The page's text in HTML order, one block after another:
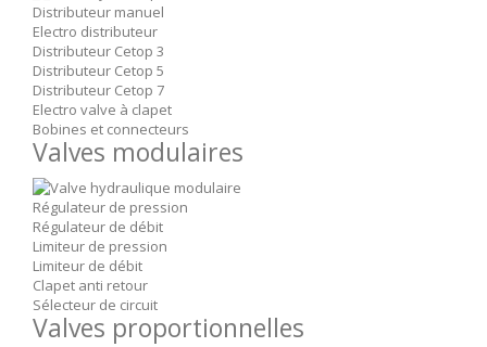
Distributeur manuel
Electro distributeur
Distributeur Cetop 3
Distributeur Cetop 5
Distributeur Cetop 7
Electro valve à clapet
Bobines et connecteurs
Valves modulaires
Régulateur de pression
Régulateur de débit
Limiteur de pression
Limiteur de débit
Clapet anti retour
Sélecteur de circuit
Valves proportionnelles